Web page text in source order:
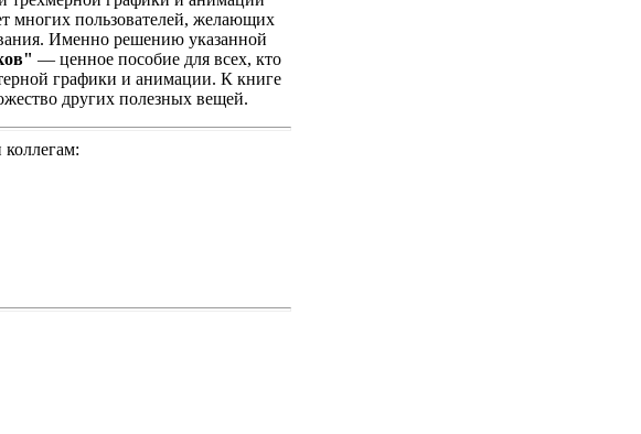
многих пользователей, желающих
Именно решению указанной
— ценное пособие для всех, кто
графики и анимации. К книге
других полезных вещей.